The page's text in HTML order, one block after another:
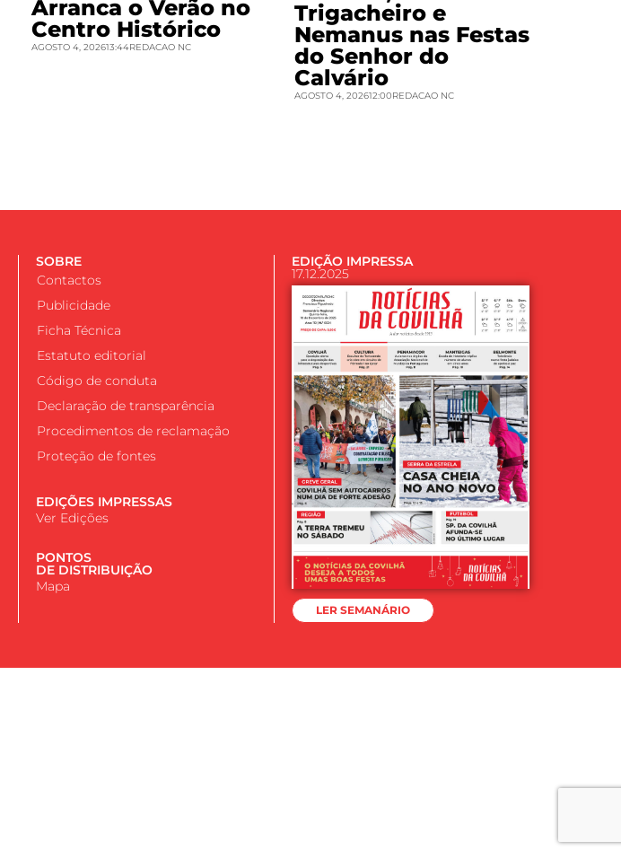
Arranca o Verão no
Centro Histórico
AGOSTO 4, 202613:44REDACAO NC
Trigacheiro e
Nemanus nas Festas
do Senhor do
Calvário
AGOSTO 4, 202612:00REDACAO NC
SOBRE
Contactos
Publicidade
Ficha Técnica
Estatuto editorial
Código de conduta
Declaração de transparência
Procedimentos de reclamação
Proteção de fontes
EDIÇÕES IMPRESSAS
Ver Edições
PONTOS
DE DISTRIBUIÇÃO
Mapa
EDIÇÃO IMPRESSA
17.12.2025
LER SEMANÁRIO